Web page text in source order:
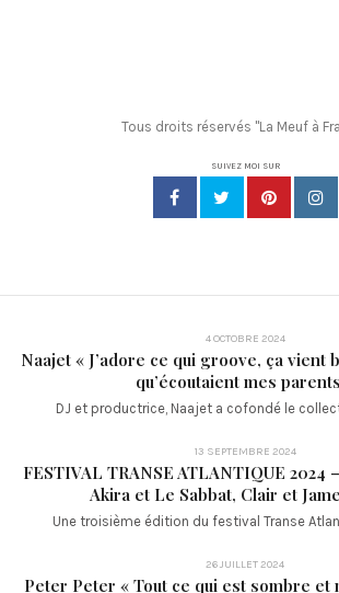
Tous droits réservés "La Meuf à
SUIVEZ MOI SUR
4 OCTOBRE 2024
Naajet « J’adore ce qui groove, ça vient
qu’écoutaient mes
DJ et productrice, Naajet a cofondé le
13 SEPTEMBRE 2024
FESTIVAL TRANSE ATLANTIQUE 2024
Akira et Le Sabbat, Clair et
Une troisième édition du festival Transe
26 JUILLET 2024
Peter Peter « Tout ce qui est sombre et